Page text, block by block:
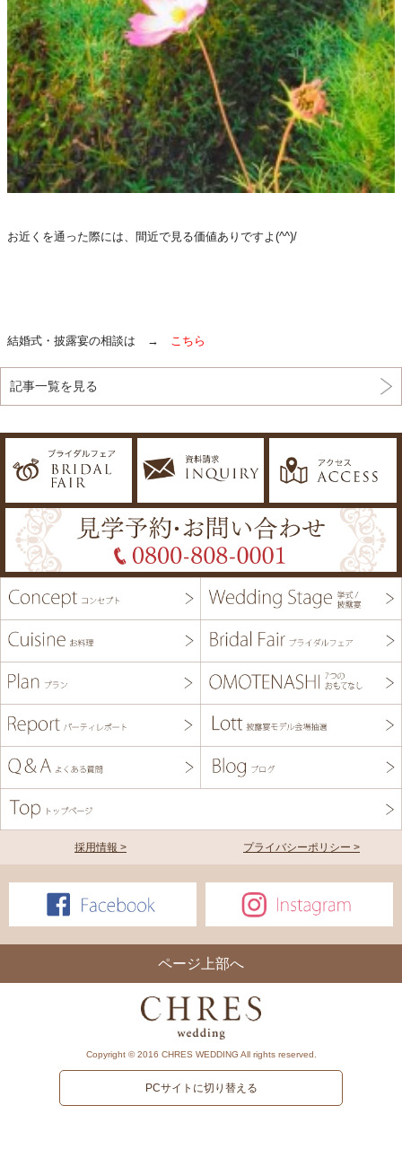
お近くを通った際には、間近で見る価値ありですよ(^^)/
結婚式・披露宴の相談は → こちら
記事一覧を見る
採用情報 > プライバシーポリシー >
ページ上部へ
Copyright © 2016 CHRES WEDDING All rights reserved.
PCサイトに切り替える